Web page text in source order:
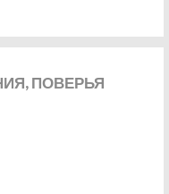
ПОВЕРЬЯ